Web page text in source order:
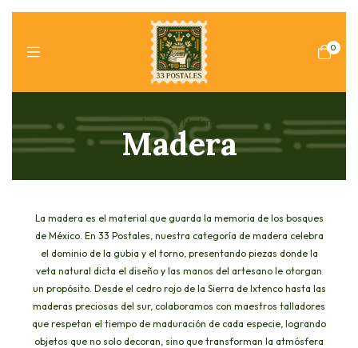
0
Inicio > Madera
Madera
La madera es el material que guarda la memoria de los bosques
de México. En 33 Postales, nuestra categoría de madera celebra
el dominio de la gubia y el torno, presentando piezas donde la
veta natural dicta el diseño y las manos del artesano le otorgan
un propósito. Desde el cedro rojo de la Sierra de Ixtenco hasta las
maderas preciosas del sur, colaboramos con maestros talladores
que respetan el tiempo de maduración de cada especie, logrando
objetos que no solo decoran, sino que transforman la atmósfera